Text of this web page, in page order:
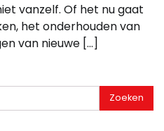
vanzelf. Of het nu gaat
het onderhouden van
van nieuwe […]